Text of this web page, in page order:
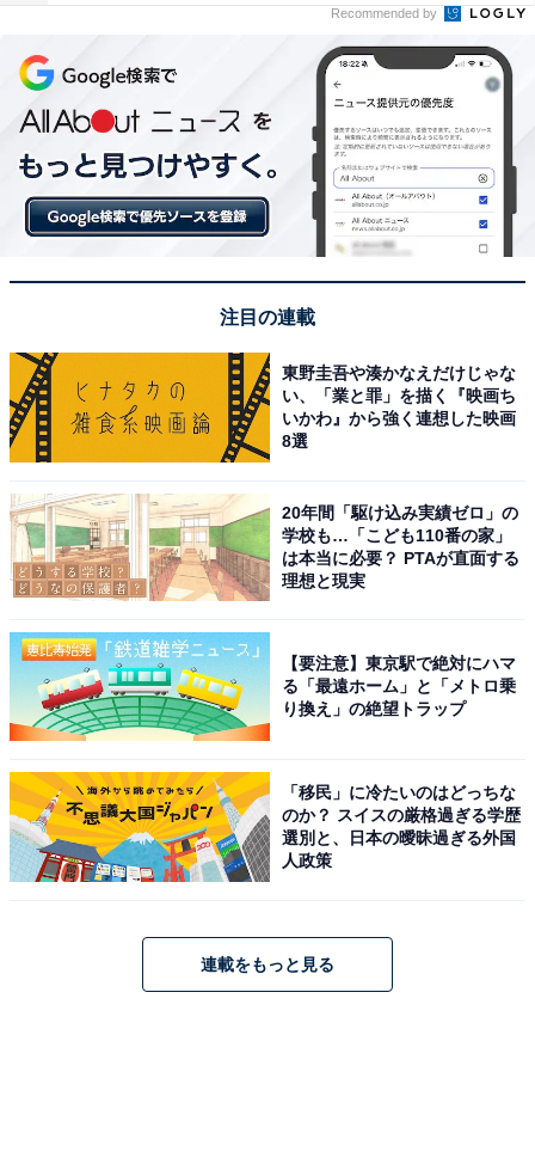
延びる返済期間「中年に差し掛かっても支払い続
けなければ」
回答者は現在、約238万円の返済残高を抱えています。
上回ったりして計画が崩れることなどがよくありまし
た。毎月同程度の金額といえど奨学金の分を常に考えて
月々のやりくりなどする必要があるので、その辺りは今
でもしんどいです」と、奨学金によって家計が常に圧迫
されている現状を明かしました。
また、「減額申請などを利用していると月々の支払額は
少なくなるので助かるのですが、その分支払い年月はか
なり伸びていく」「中年に差し掛かっても支払い続けな
ければならないのが、将来仕事を失ったときなどかなり
の負担となっていくのではないか」と、減額申請によっ
て返済期間が延びていることへの不安を告白していま
す。
日本学生支援機構の奨学金の減額返還制度では、毎月の
返還額を少なくできる一方、返す総額は変更されませ
ん。減額返還の申請をした分だけ返済期間が延びる点に
利子によって負担が増大「当初より大幅に増え
Recommended by
注目の連載
東野圭吾や湊かなえだけじゃな
い、「業と罪」を描く『映画ち
いかわ』から強く連想した映画
8選
20年間「駆け込み実績ゼロ」の
学校も…「こども110番の家」
は本当に必要？ PTAが直面する
理想と現実
【要注意】東京駅で絶対にハマ
る「最遠ホーム」と「メトロ乗
り換え」の絶望トラップ
「移民」に冷たいのはどっちな
のか？ スイスの厳格過ぎる学歴
選別と、日本の曖昧過ぎる外国
人政策
連載をもっと見る